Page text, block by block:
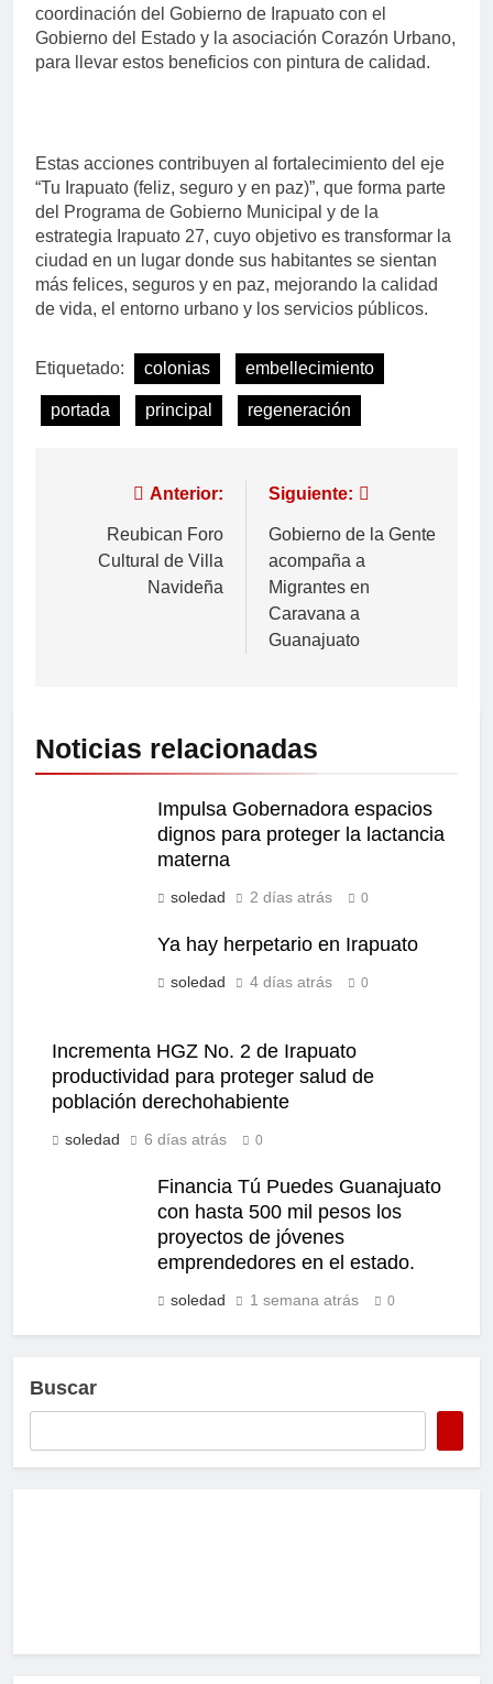
coordinación del Gobierno de Irapuato con el
Gobierno del Estado y la asociación Corazón Urbano,
para llevar estos beneficios con pintura de calidad.
Estas acciones contribuyen al fortalecimiento del eje
“Tu Irapuato (feliz, seguro y en paz)”, que forma parte
del Programa de Gobierno Municipal y de la
estrategia Irapuato 27, cuyo objetivo es transformar la
ciudad en un lugar donde sus habitantes se sientan
más felices, seguros y en paz, mejorando la calidad
de vida, el entorno urbano y los servicios públicos.
Etiquetado: colonias embellecimiento
portada principal regeneración
Anterior:
Reubican Foro
Cultural de Villa
Navideña
Siguiente:
Gobierno de la Gente
acompaña a
Migrantes en
Caravana a
Guanajuato
Noticias relacionadas
Impulsa Gobernadora espacios
dignos para proteger la lactancia
materna
soledad 2 días atrás 0
Ya hay herpetario en Irapuato
soledad 4 días atrás 0
Incrementa HGZ No. 2 de Irapuato
productividad para proteger salud de
población derechohabiente
soledad 6 días atrás 0
Financia Tú Puedes Guanajuato
con hasta 500 mil pesos los
proyectos de jóvenes
emprendedores en el estado.
soledad 1 semana atrás 0
Buscar